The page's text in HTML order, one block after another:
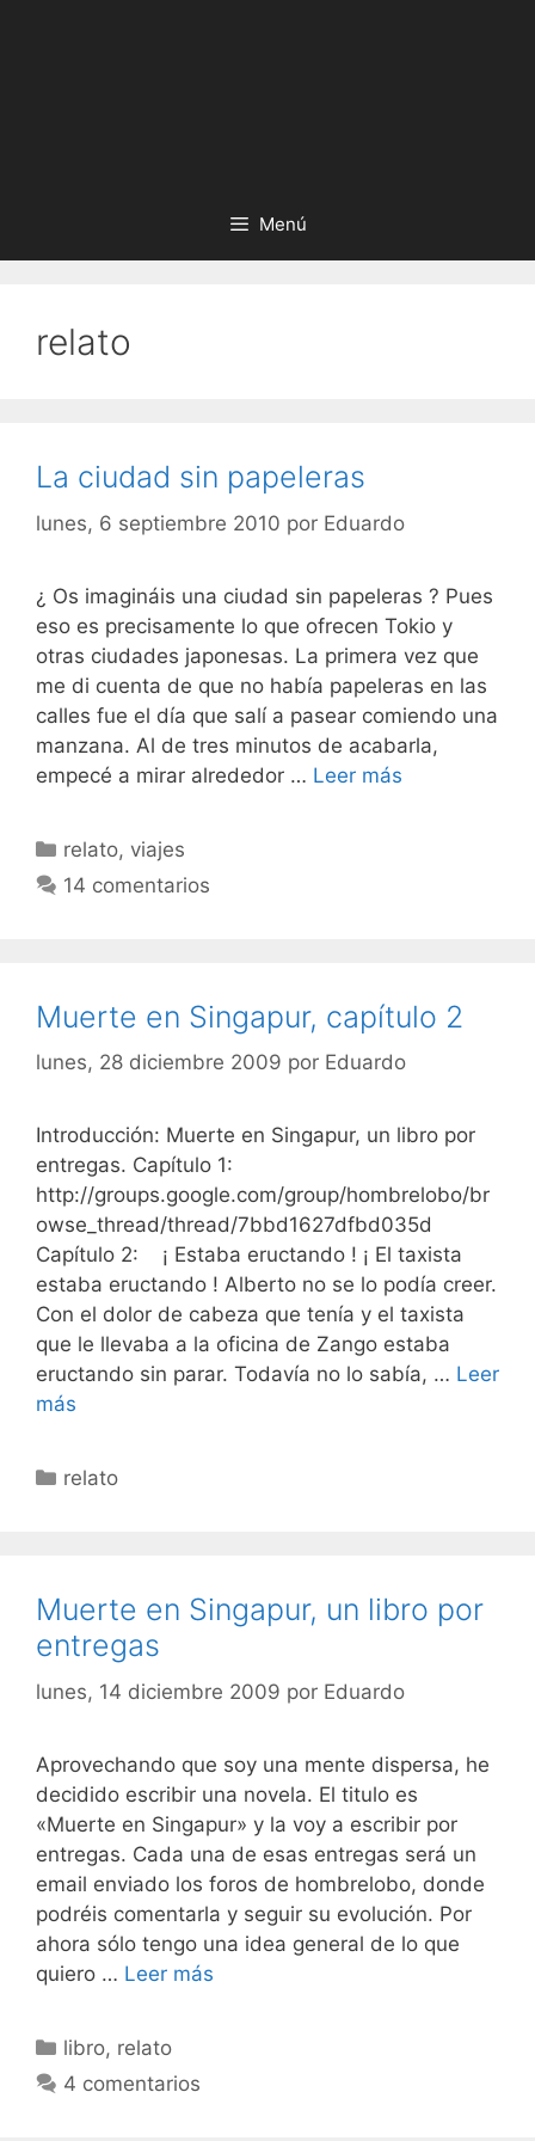
Menú
relato
La ciudad sin papeleras
lunes, 6 septiembre 2010 por Eduardo
¿ Os imagináis una ciudad sin papeleras ? Pues
eso es precisamente lo que ofrecen Tokio y
otras ciudades japonesas. La primera vez que
me di cuenta de que no había papeleras en las
calles fue el día que salí a pasear comiendo una
manzana. Al de tres minutos de acabarla,
empecé a mirar alrededor … Leer más
Categorías
relato, viajes
14 comentarios
Muerte en Singapur, capítulo 2
lunes, 28 diciembre 2009 por Eduardo
Introducción: Muerte en Singapur, un libro por
entregas. Capítulo 1:
http://groups.google.com/group/hombrelobo/br
owse_thread/thread/7bbd1627dfbd035d
Capítulo 2: ¡ Estaba eructando ! ¡ El taxista
estaba eructando ! Alberto no se lo podía creer.
Con el dolor de cabeza que tenía y el taxista
que le llevaba a la oficina de Zango estaba
eructando sin parar. Todavía no lo sabía, … Leer
más
Categorías
relato
Muerte en Singapur, un libro por
entregas
lunes, 14 diciembre 2009 por Eduardo
Aprovechando que soy una mente dispersa, he
decidido escribir una novela. El titulo es
«Muerte en Singapur» y la voy a escribir por
entregas. Cada una de esas entregas será un
email enviado los foros de hombrelobo, donde
podréis comentarla y seguir su evolución. Por
ahora sólo tengo una idea general de lo que
quiero … Leer más
Categorías
libro, relato
4 comentarios